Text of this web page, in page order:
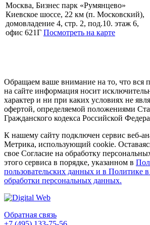
Москва, Бизнес парк «Румянцево»
Киевское шоссе, 22 км (п. Московский),
домовладение 4, стр. 2, под.10. этаж 6,
офис 621Г Посмотреть на карте
Обращаем ваше внимание на то, что вся
на сайте информация носит
характер и ни при каких условиях не
офертой, определяемой положениями
Гражданского кодекса Российской
К нашему сайту подключен сервис веб-
Метрика, использующий cookie.
свое Согласие на обработку
этого сервиса в порядке, указанном в
пользовательских данных и в Политике
обработки персональных данных.
Обратная связь